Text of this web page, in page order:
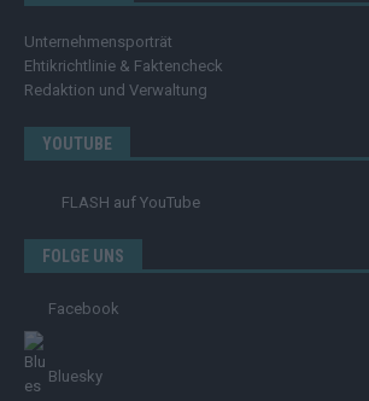
Unternehmensporträt
Ehtikrichtlinie & Faktencheck
Redaktion und Verwaltung
YOUTUBE
FLASH auf YouTube
FOLGE UNS
Facebook
Bluesky